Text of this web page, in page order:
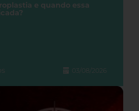
e quando essa
03/08/2026